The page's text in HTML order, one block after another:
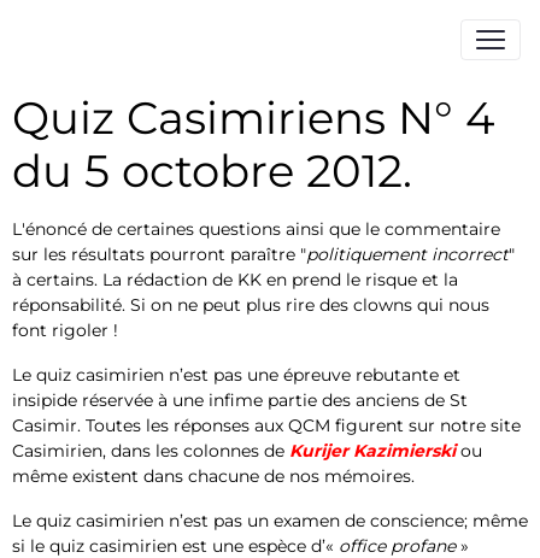
Quiz Casimiriens N° 4
du 5 octobre 2012.
L'énoncé de certaines questions ainsi que le commentaire
sur les résultats pourront paraître "politiquement incorrect"
à certains. La rédaction de KK en prend le risque et la
réponsabilité. Si on ne peut plus rire des clowns qui nous
font rigoler !
Le quiz casimirien n’est pas une épreuve rebutante et
insipide réservée à une infime partie des anciens de St
Casimir. Toutes les réponses aux QCM figurent sur notre site
Casimirien, dans les colonnes de Kurijer Kazimierski ou
même existent dans chacune de nos mémoires.
Le quiz casimirien n’est pas un examen de conscience; même
si le quiz casimirien est une espèce d’« office profane»